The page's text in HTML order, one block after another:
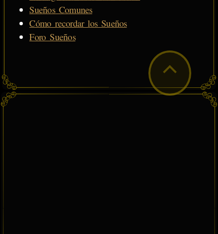
Sueños Comunes
Cómo recordar los Sueños
Foro Sueños